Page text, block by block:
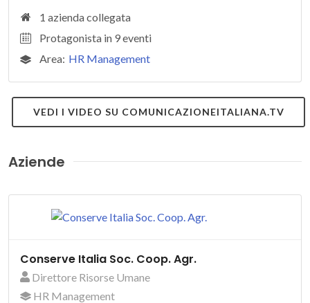
1 azienda collegata
Protagonista in 9 eventi
Area: HR Management
VEDI I VIDEO SU COMUNICAZIONEITALIANA.TV
Aziende
Conserve Italia Soc. Coop. Agr.
Direttore Risorse Umane
HR Management